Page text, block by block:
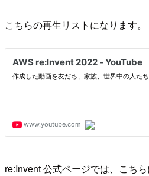
こちらの再生リストになります。
re:Invent 公式ページでは、こち